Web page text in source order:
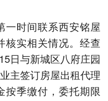
一时间联系西安铭屋
核实相关情况。经查
日与新城区八府庄园
主签订房屋出租代理
按季缴付，委托期限